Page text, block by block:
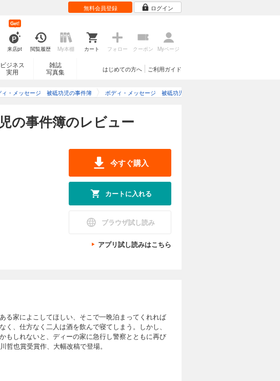
無料会員登録 ログイン
来店pt
Get!
閲覧履歴 My本棚 カート フォロー クーポン Myページ
ビジネス
実用
雑誌
写真集
ご利用ガイド
はじめての方へ
ィ・メッセージ 被砥功児の事件簿 ボディ・メッセージ 被砥功児の事件簿のレビュー
の事件簿のレビュー
今すぐ購入
カートに入れる
ブラウザ試し読み
アプリ試し読みはこちら
る家によこしてほしい、そこで一晩泊まってくれれば
、仕方なく二人は酒を飲んで寝てしまう。しかし、
もしれないと、ディーの家に急行し警察とともに再び
也賞受賞作、大幅改稿で登場。